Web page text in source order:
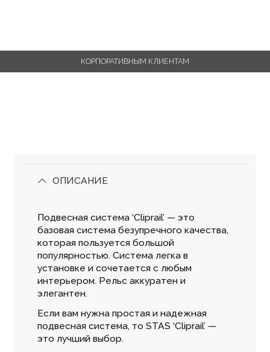
КОРПОРАТИВНЫМ КЛИЕНТАМ
ОПИСАНИЕ
Подвесная система ‘Cliprail’ — это
базовая система безупречного качества,
которая пользуется большой
популярностью. Система легка в
установке и сочетается с любым
интерьером. Рельс аккуратен и
элегантен.
Если вам нужна простая и надежная
подвесная система, то STAS ‘Cliprail’ —
это лучший выбор.